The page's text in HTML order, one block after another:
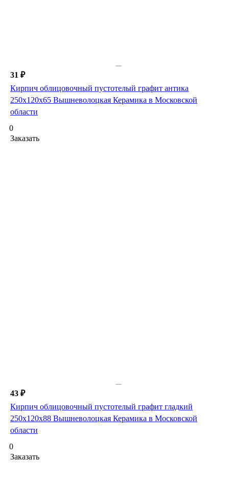
31 ₽
Кирпич облицовочный пустотелый графит антика
250х120х65 Вышневолоцкая Керамика в Московской
области
0
Заказать
43 ₽
Кирпич облицовочный пустотелый графит гладкий
250х120х88 Вышневолоцкая Керамика в Московской
области
0
Заказать